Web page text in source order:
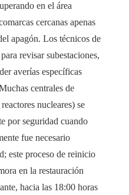
en el área
cercanas apenas
apagón​. Los técnicos de
revisar subestaciones,
averías específicas
centrales de
nucleares) se
por seguridad cuando
fue necesario
este proceso de reinicio
en la restauración
hacia las 18:00 horas